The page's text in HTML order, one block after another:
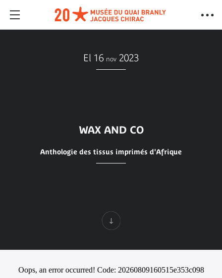
El 16 nov 2023
WAX AND CO
Anthologie des tissus imprimés d'Afrique
Oops, an error occurred! Code: 20260809160515e353c098